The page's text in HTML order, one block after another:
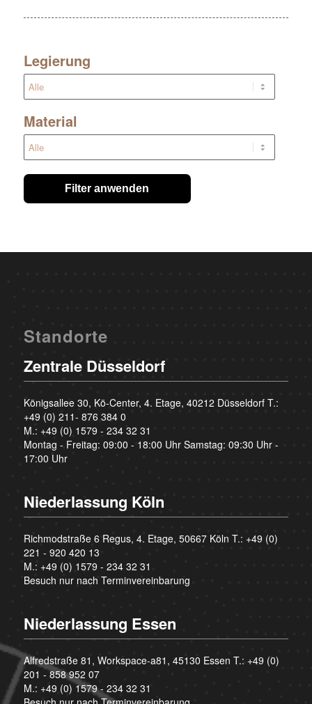
Legierung
Material
Filter anwenden
Standorte
Zentrale Düsseldorf
Königsallee 30, Kö-Center, 4. Etage, 40212 Düsseldorf T.:
+49 (0) 211- 876 384 0
M.: +49 (0) 1579 - 234 32 31
Montag - Freitag: 09:00 - 18:00 Uhr Samstag: 09:30 Uhr -
17:00 Uhr
Niederlassung Köln
Richmodstraße 6 Regus, 4. Etage, 50667 Köln T.: +49 (0)
221 - 920 420 13
M.: +49 (0) 1579 - 234 32 31
Besuch nur nach Terminvereinbarung
Niederlassung Essen
Alfredstraße 81, Workspace-a81, 45130 Essen T.: +49 (0)
201 - 858 952 07
M.: +49 (0) 1579 - 234 32 31